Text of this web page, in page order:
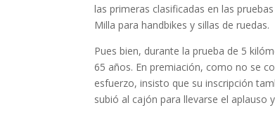
las primeras clasificadas en las
Milla para handbikes y sillas de ruedas.
Pues bien, durante la prueba de 5
65 años. En premiación, como no se
esfuerzo, insisto que su inscripción
subió al cajón para llevarse el aplauso